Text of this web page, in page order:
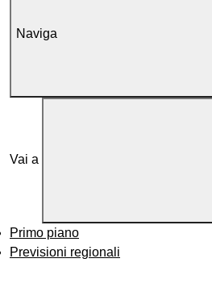
Naviga
Vai a
Primo piano
Previsioni regionali